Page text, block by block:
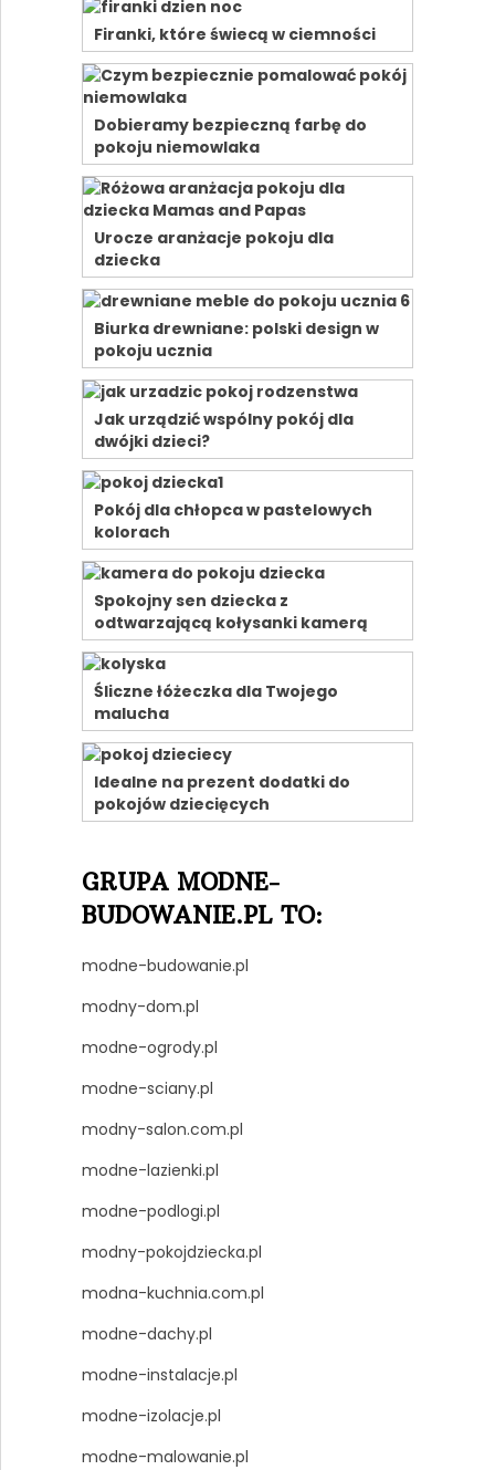
Firanki, które świecą w ciemności
Dobieramy bezpieczną farbę do
pokoju niemowlaka
Urocze aranżacje pokoju dla
dziecka
Biurka drewniane: polski design w
pokoju ucznia
Jak urządzić wspólny pokój dla
dwójki dzieci?
Pokój dla chłopca w pastelowych
kolorach
Spokojny sen dziecka z
odtwarzającą kołysanki kamerą
Śliczne łóżeczka dla Twojego
malucha
Idealne na prezent dodatki do
pokojów dziecięcych
GRUPA MODNE-
BUDOWANIE.PL TO:
modne-budowanie.pl
modny-dom.pl
modne-ogrody.pl
modne-sciany.pl
modny-salon.com.pl
modne-lazienki.pl
modne-podlogi.pl
modny-pokojdziecka.pl
modna-kuchnia.com.pl
modne-dachy.pl
modne-instalacje.pl
modne-izolacje.pl
modne-malowanie.pl